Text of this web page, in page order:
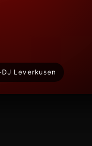
Leverkusen